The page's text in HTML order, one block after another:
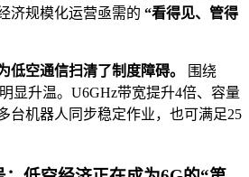
济规模化运营亟需的 “看得见、管得
低空通信扫清了制度障碍。
围绕
显升温。U6GHz带宽提升4倍、容量
台机器人同步稳定作业，也可满足25